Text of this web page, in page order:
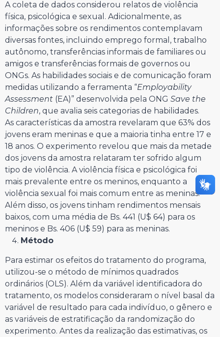
A coleta de dados considerou relatos de violência
física, psicológica e sexual. Adicionalmente, as
informações sobre os rendimentos contemplavam
diversas fontes, incluindo emprego formal, trabalho
autônomo, transferências informais de familiares ou
amigos e transferências formais de governos ou
ONGs. As habilidades sociais e de comunicação foram
medidas utilizando a ferramenta “Employability
Assessment (EA)” desenvolvida pela ONG Save the
Children, que avalia seis categorias de habilidades.
As características da amostra revelaram que 63% dos
jovens eram meninas e que a maioria tinha entre 17 e
18 anos. O experimento revelou que mais da metade
dos jovens da amostra relataram ter sofrido algum
tipo de violência. A violência física e psicológica foi
mais prevalente entre os meninos, enquanto a
violência sexual foi mais comum entre as meninas.
Além disso, os jovens tinham rendimentos mensais
baixos, com uma média de Bs. 441 (U$ 64) para os
meninos e Bs. 406 (U$ 59) para as meninas.
Método
Para estimar os efeitos do tratamento do programa,
utilizou-se o método de mínimos quadrados
ordinários (OLS). Além da variável identificadora do
tratamento, os modelos consideraram o nível basal da
variável de resultado para cada indivíduo, o gênero e
as variáveis de estratificação da randomização do
experimento. Antes da realização das estimativas, os